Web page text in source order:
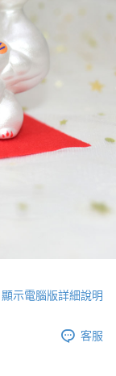
顯示電腦版詳細說明
客服